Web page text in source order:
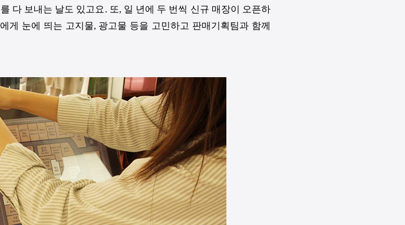
다 보내는 날도 있고요. 또, 일 년에 두 번씩 신규 매장이 오픈하
게 눈에 띄는 고지물, 광고물 등을 고민하고 판매기획팀과 함께